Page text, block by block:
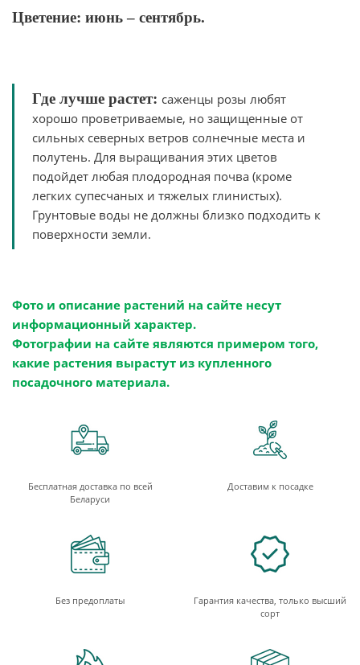
Цветение: июнь – сентябрь.
Где лучше растет: саженцы розы любят
хорошо проветриваемые, но защищенные от
сильных северных ветров солнечные места и
полутень. Для выращивания этих цветов
подойдет любая плодородная почва (кроме
легких супесчаных и тяжелых глинистых).
Грунтовые воды не должны близко подходить к
поверхности земли.
Фото и описание растений на сайте несут
информационный характер.
Фотографии на сайте являются примером того,
какие растения вырастут из купленного
посадочного материала.
Бесплатная доставка по всей
Беларуси
Доставим к посадке
Без предоплаты
Гарантия качества, только высший
сорт